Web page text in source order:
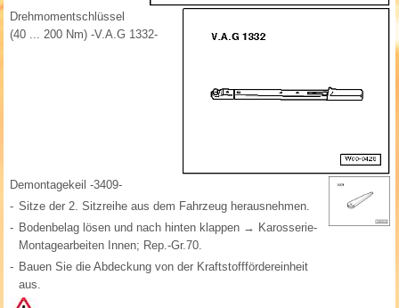
Drehmomentschlüssel
(40 ... 200 Nm) -V.A.G 1332-
Demontagekeil -3409-
- Sitze der 2. Sitzreihe aus dem Fahrzeug herausnehmen.
- Bodenbelag lösen und nach hinten klappen → Karosserie-
Montagearbeiten Innen; Rep.-Gr.70.
- Bauen Sie die Abdeckung von der Kraftstofffördereinheit
aus.